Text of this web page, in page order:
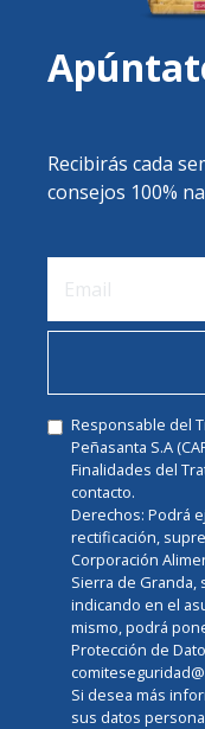
Recibirás cada
consejos 100%
Responsable del
Peñasanta S.A
Finalidades del
contacto.
Derechos: Podrá
rectificación,
Corporación
Sierra de Granda,
indicando en el
mismo, podrá
Protección de
Si desea más
sus datos